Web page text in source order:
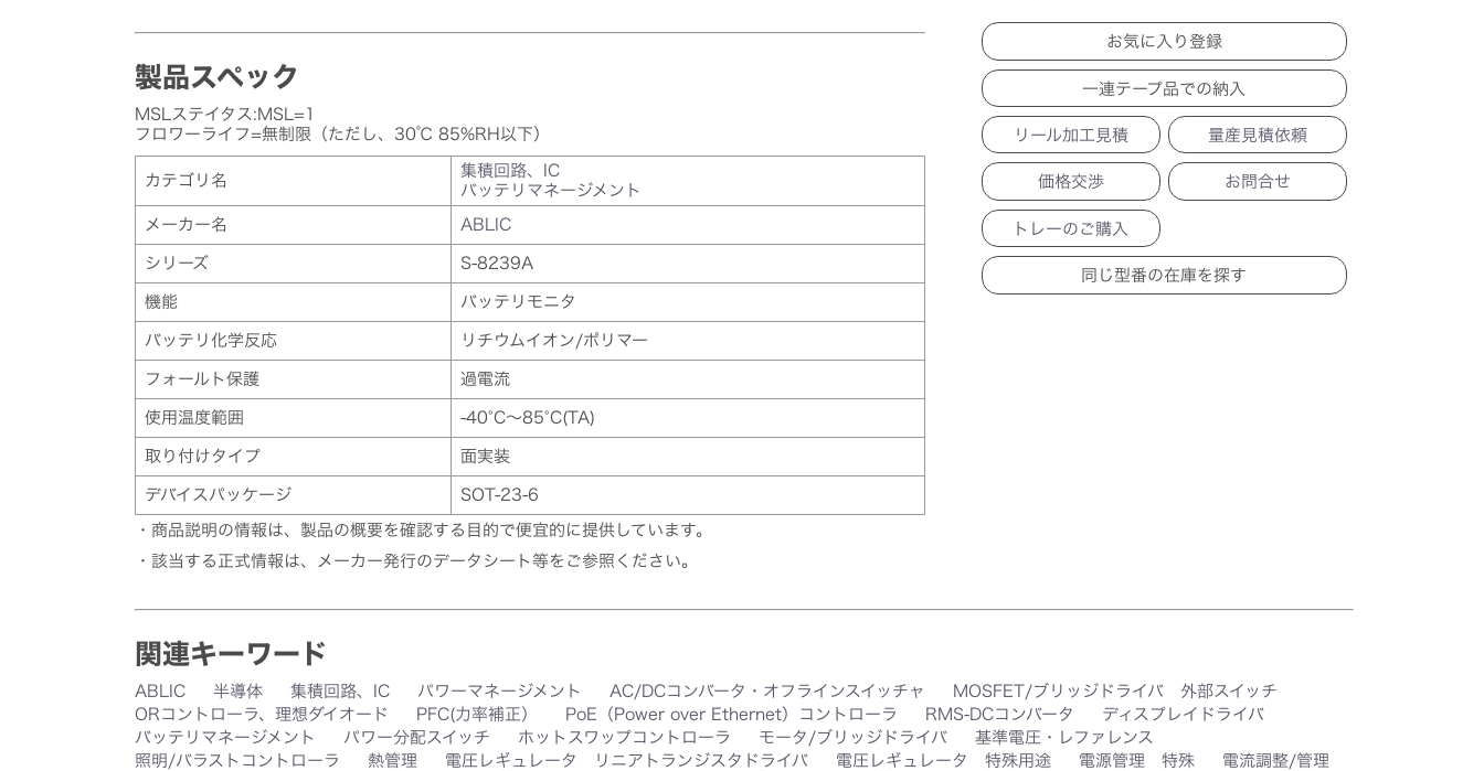
製品スペック
MSLステイタス:MSL=1
フロワーライフ=無制限（ただし、30℃ 85%RH以下）
カテゴリ名
集積回路、IC
バッテリマネージメント
メーカー名 ABLIC
シリーズ S-8239A
機能 バッテリモニタ
バッテリ化学反応 リチウムイオン/ポリマー
フォールト保護 過電流
使用温度範囲 -40°C～85°C(TA)
取り付けタイプ 面実装
デバイスパッケージ SOT-23-6
・商品説明の情報は、製品の概要を確認する目的で便宜的に提供しています。
・該当する正式情報は、メーカー発行のデータシート等をご参照ください。
一連テープ品での納入
リール加工見積 量産見積依頼
価格交渉 お問合せ
トレーのご購入
関連キーワード
ABLIC 半導体 集積回路、IC パワーマネージメント AC/DCコンバータ・オフラインスイッチャ
MOSFET/ブリッジドライバ 外部スイッチ
ORコントローラ、理想ダイオード
PFC(力率補正） PoE（Power over Ethernet）コントローラ RMS-DCコンバータ
ディスプレイドライバ
バッテリマネージメント
パワー分配スイッチ ホットスワップコントローラ モータ/ブリッジドライバ
基準電圧・レファレンス
照明/バラストコントローラ
熱管理 電圧レギュレータ リニアトランジスタドライバ 電圧レギュレータ 特殊用途 電源管理 特殊
電流調整/管理